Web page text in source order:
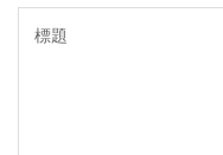
學校特色課程